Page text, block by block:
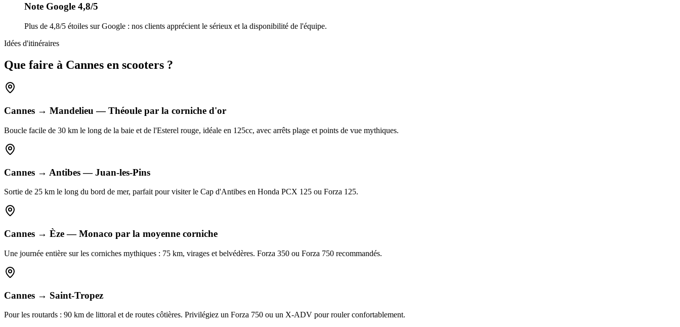
Note Google 4,8/5
Plus de 4,8/5 étoiles sur Google : nos clients apprécient le sérieux et la disponibilité de l'équipe.
Idées d'itinéraires
Que faire à Cannes en scooters ?
Cannes → Mandelieu — Théoule par la corniche d'or
Boucle facile de 30 km le long de la baie et de l'Esterel rouge, idéale en 125cc, avec arrêts plage et points de vue mythiques.
Cannes → Antibes — Juan-les-Pins
Sortie de 25 km le long du bord de mer, parfait pour visiter le Cap d'Antibes en Honda PCX 125 ou Forza 125.
Cannes → Èze — Monaco par la moyenne corniche
Une journée entière sur les corniches mythiques : 75 km, virages et belvédères. Forza 350 ou Forza 750 recommandés.
Cannes → Saint-Tropez
Pour les routards : 90 km de littoral et de routes côtières. Privilégiez un Forza 750 ou un X-ADV pour rouler confortablement.